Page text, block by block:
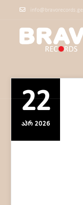
info@bravorecords.ge
22
ᲐᲞᲠ 2026